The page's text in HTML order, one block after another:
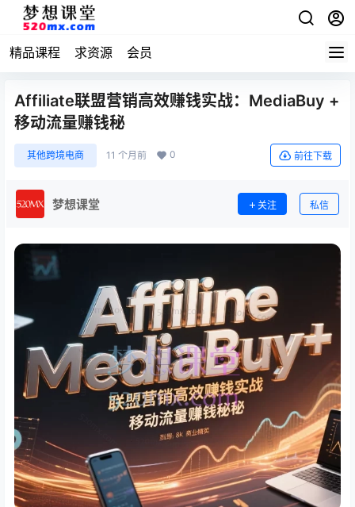
精品课程 求资源 会员
Affiliate联盟营销高效赚钱实战：MediaBuy +
移动流量赚钱秘
其他跨境电商 11 个月前 0 前往下载
梦想课堂 关注 私信